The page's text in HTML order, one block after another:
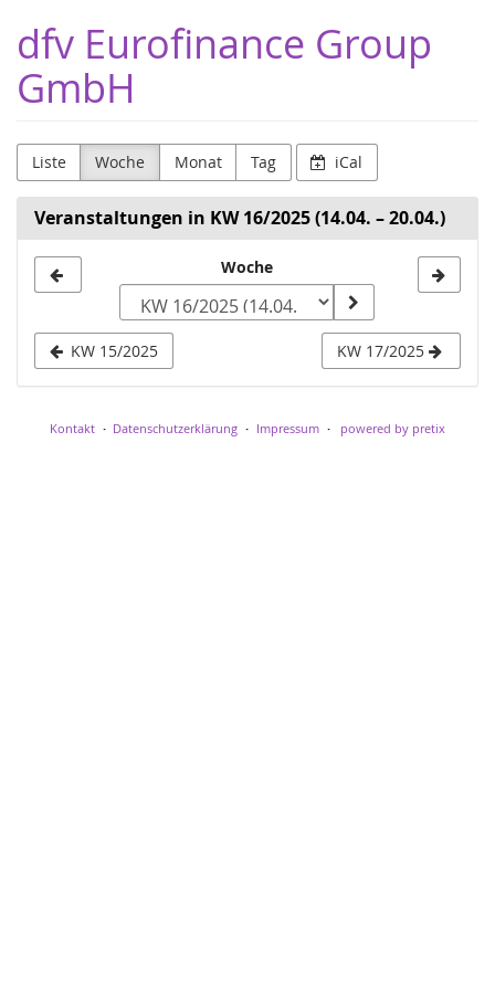
Haupt-
Inhalt
springen
dfv Eurofinance Group
GmbH
Liste Woche Monat Tag iCal
Veranstaltungen in KW 16/2025 (14.04. – 20.04.)
zur
Anzeige
auswählen
Woche
KW 15/2025 KW 17/2025
Kontakt Datenschutzerklärung Impressum powered by pretix